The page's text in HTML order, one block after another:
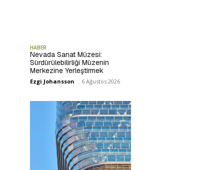
HABER
Nevada Sanat Müzesi:
Sürdürülebilirliği Müzenin
Merkezine Yerleştirmek
Ezgi Johansson - 6 Ağustos 2026